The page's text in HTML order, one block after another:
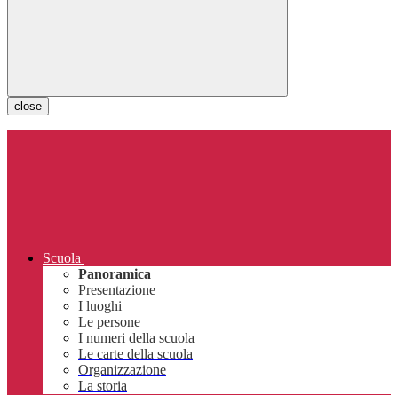
close
Scuola
Panoramica
Presentazione
I luoghi
Le persone
I numeri della scuola
Le carte della scuola
Organizzazione
La storia